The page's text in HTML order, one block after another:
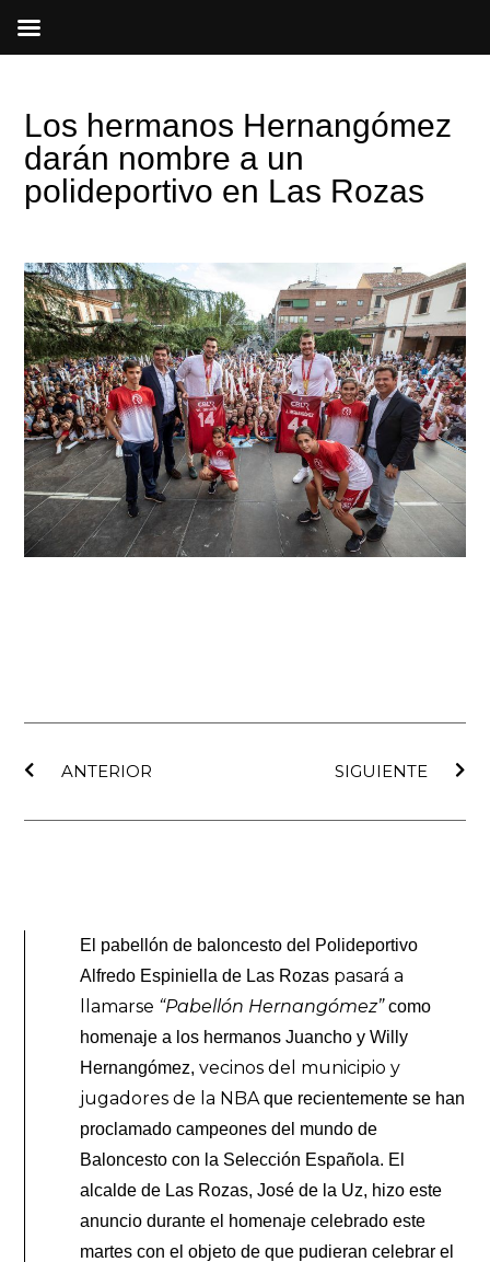
Los hermanos Hernangómez
darán nombre a un
polideportivo en Las Rozas
ANTERIOR
SIGUIENTE
El pabellón de baloncesto del Polideportivo
Alfredo Espiniella de Las Rozas pasará a
llamarse “Pabellón Hernangómez” como
homenaje a los hermanos Juancho y Willy
Hernangómez,vecinos del municipio y
jugadores de la NBA que recientemente se han
proclamado campeones del mundo de
Baloncesto con la Selección Española. El
alcalde de Las Rozas, José de la Uz, hizo este
anuncio durante el homenaje celebrado este
martes con el objeto de que pudieran celebrar el